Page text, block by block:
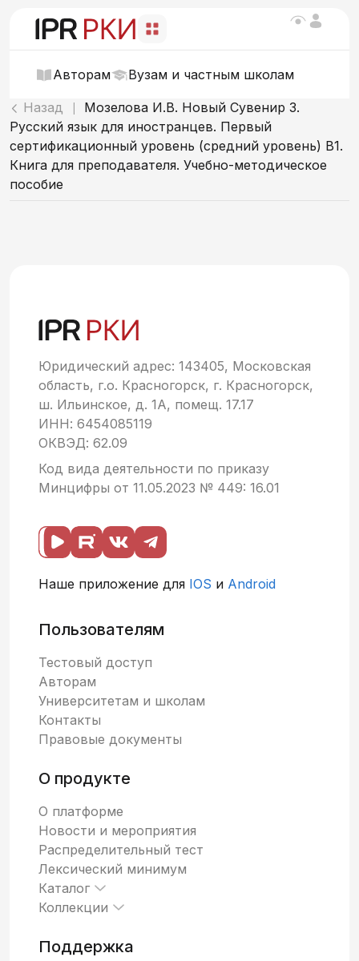
Авторам Вузам и частным школам
Назад
Мозелова И.В. Новый Сувенир 3.
Русский язык для иностранцев. Первый
сертификационный уровень (средний уровень) B1.
Книга для преподавателя. Учебно-методическое
пособие
Юридический адрес: 143405, Московская
область, г.о. Красногорск, г. Красногорск,
ш. Ильинское, д. 1А, помещ. 17.17
ИНН: 6454085119
ОКВЭД: 62.09
Код вида деятельности по приказу
Минцифры от 11.05.2023 № 449: 16.01
Наше приложение для IOS и Android
Пользователям
Тестовый доступ
Авторам
Университетам и школам
Контакты
Правовые документы
О продукте
О платформе
Новости и мероприятия
Распределительный тест
Лексический минимум
Каталог
Коллекции
Поддержка